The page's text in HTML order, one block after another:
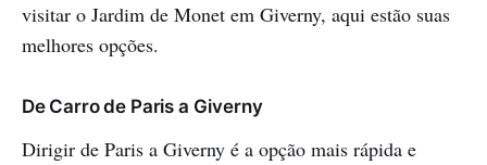
visitar o Jardim de Monet em Giverny, aqui estão suas
melhores opções.
De Carro de Paris a Giverny
Dirigir de Paris a Giverny é a opção mais rápida e